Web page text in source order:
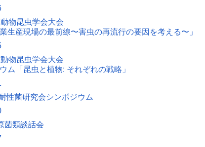
物昆虫学会大会
生産現場の最前線〜害虫の再流行の要因を考える〜」
物昆虫学会大会
ム「昆虫と植物: それぞれの戦略」
性菌研究会シンポジウム
菌類談話会